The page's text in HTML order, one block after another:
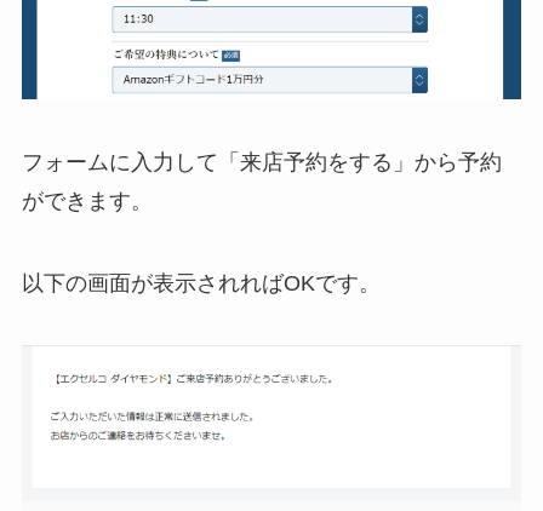
フォームに入力して「来店予約をする」から予約
ができます。
以下の画面が表示されればOKです。